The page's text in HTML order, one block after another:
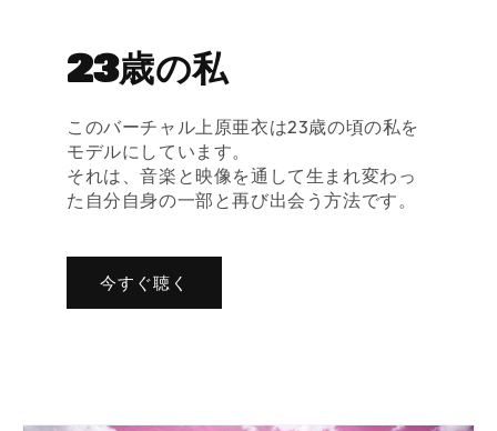
23歳の私
このバーチャル上原亜衣は23歳の頃の私を
モデルにしています。
それは、音楽と映像を通して生まれ変わっ
た自分自身の一部と再び出会う方法です。
今すぐ聴く